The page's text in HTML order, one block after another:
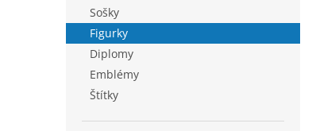
e
l
Sošky
Figurky
Diplomy
Emblémy
Štítky